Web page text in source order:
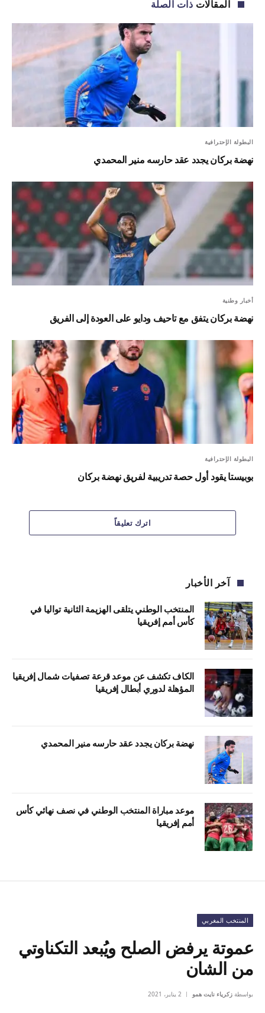
المقالات ذات الصلة
البطولة الإحترافية
نهضة بركان يجدد عقد حارسه منير المحمدي
أخبار وطنية
نهضة بركان يتفق مع تاحيف ودايو على العودة إلى الفريق
البطولة الإحترافية
بوبيستا يقود أول حصة تدريبية لفريق نهضة بركان
اترك تعليقاً
آخر الأخبار
المنتخب الوطني يتلقى الهزيمة الثانية تواليا في
كأس أمم إفريقيا
الكاف تكشف عن موعد قرعة تصفيات شمال إفريقيا
المؤهلة لدوري أبطال إفريقيا
نهضة بركان يجدد عقد حارسه منير المحمدي
موعد مباراة المنتخب الوطني في نصف نهائي كأس
أمم إفريقيا
المنتخب المغربي
عموتة يرفض الصلح ويُبعد التكناوتي
من الشان
بواسطة زكرياء نايت همو 2 يناير، 2021